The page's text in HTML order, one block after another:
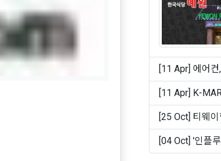
[11 Apr] 에어
[11 Apr] K-MART, 산호세, 99센트 마켓에 한국 과일 및
빵 ..
[25 Oct] 티웨이
[04 Oct] '인플
케..